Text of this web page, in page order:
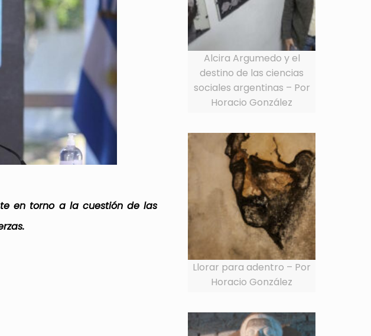
en torno a la cuestión de las
Alcira Argumedo y el
destino de las ciencias
sociales argentinas – Por
Horacio González
Llorar para adentro – Por
Horacio González